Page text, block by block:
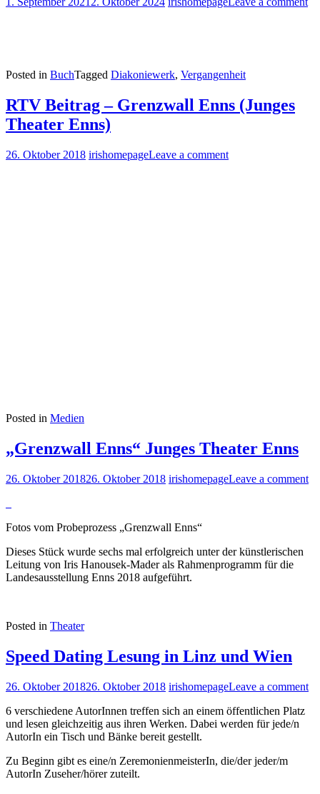
Posted in BuchTagged Diakoniewerk, Vergangenheit
RTV Beitrag – Grenzwall Enns (Junges
Theater Enns)
26. Oktober 2018 irishomepageLeave a comment
Posted in Medien
„Grenzwall Enns“ Junges Theater Enns
26. Oktober 201826. Oktober 2018 irishomepageLeave a comment
Fotos vom Probeprozess „Grenzwall Enns“
Dieses Stück wurde sechs mal erfolgreich unter der künstlerischen
Leitung von Iris Hanousek-Mader als Rahmenprogramm für die
Landesausstellung Enns 2018 aufgeführt.
Posted in Theater
Speed Dating Lesung in Linz und Wien
26. Oktober 201826. Oktober 2018 irishomepageLeave a comment
6 verschiedene AutorInnen treffen sich an einem öffentlichen Platz
und lesen gleichzeitig aus ihren Werken. Dabei werden für jede/n
AutorIn ein Tisch und Bänke bereit gestellt.
Zu Beginn gibt es eine/n ZeremonienmeisterIn, die/der jeder/m
AutorIn Zuseher/hörer zuteilt.